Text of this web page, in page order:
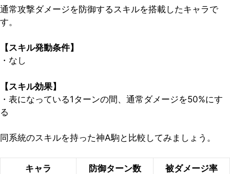
通常攻撃ダメージを防御するスキルを搭載したキャラで
す。
【スキル発動条件】
・なし
【スキル効果】
・表になっている1ターンの間、通常ダメージを50%にす
る
同系統のスキルを持った神A駒と比較してみましょう。
キャラ 防御ターン数 被ダメージ率